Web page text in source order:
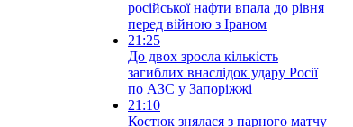
російської нафти впала до рівня
перед війною з Іраном
21:25
До двох зросла кількість
загиблих внаслідок удару Росії
по АЗС у Запоріжжі
21:10
Костюк знялася з парного матчу